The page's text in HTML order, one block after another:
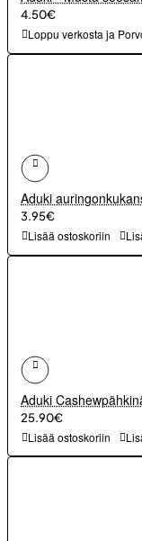
4.50€
Loppu verkosta ja
Aduki
3.95€
Lisää ostoskoriin
Aduki
25.90€
Lisää ostoskoriin